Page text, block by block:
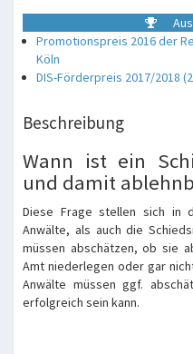
Promotionspreis 2016 der
Köln
DIS-Förderpreis 2017/2018
Beschreibung
Wann ist ein
und damit
Diese Frage stellen sich in
Anwälte, als auch die
müssen abschätzen, ob sie
Amt niederlegen oder gar
Anwälte müssen ggf.
erfolgreich sein kann.